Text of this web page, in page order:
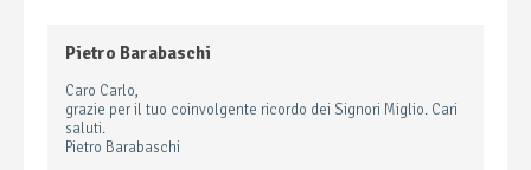
Pietro Barabaschi
Caro Carlo,
grazie per il tuo coinvolgente ricordo dei Signori Miglio. Cari
saluti.
Pietro Barabaschi